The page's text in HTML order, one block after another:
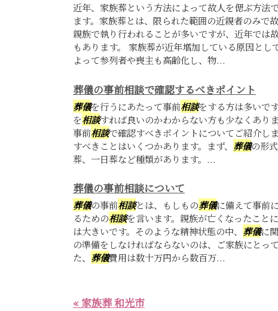
近年、家族葬という方法によって故人を偲ぶ方法
ます。家族葬とは、限られた範囲の近親者のみで
親族で執り行われることが多いですが、近年では
もあります。 家族葬が近年増加している原因とし
よって参列者や喪主も高齢化し、物...
葬儀の事前相談で確認するべきポイント
葬儀を行うにあたって事前相談をする方は多いで
を相談すれば良いのかわからない方も少なくあり
事前相談で確認すべきポイントについてご紹介し
すべきことはいくつかあります。まず、 葬儀の形式
葬、一日葬など種類があります。...
葬儀の事前相談について
葬儀の事前相談とは、もしもの葬儀に備えて事前に
るための相談を言います。親族が亡くなったこと
は大きいです。そのような精神状態の中、 葬儀に
の準備をしなければならないのは、ご家族にとっ
た、 葬儀費用は数十万円から数百万...
« 家族葬 和光市